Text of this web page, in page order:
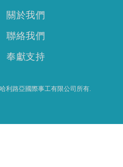
關於我們
聯絡我們
奉獻支持
利路亞國際事工有限公司所有.